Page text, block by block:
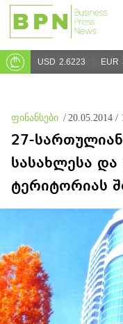
USD 2.6223 EUR
ფინანსები / 20.05.2014 /
27-
სასახლესა
ტერიტორიას